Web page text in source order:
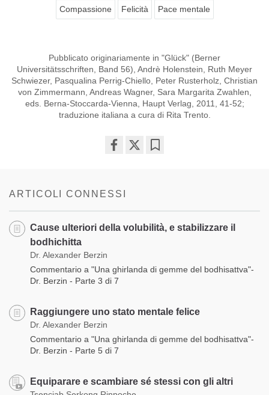
Compassione Felicità Pace mentale
Pubblicato originariamente in "Glück" (Berner
Universitätsschriften, Band 56), Andrè Holenstein, Ruth Meyer
Schwiezer, Pasqualina Perrig-Chiello, Peter Rusterholz, Christian
von Zimmermann, Andreas Wagner, Sara Margarita Zwahlen,
eds. Berna-Stoccarda-Vienna, Haupt Verlag, 2011, 41-52;
traduzione italiana a cura di Rita Trento.
ARTICOLI CONNESSI
Cause ulteriori della volubilità, e stabilizzare il
bodhichitta
Dr. Alexander Berzin
Commentario a "Una ghirlanda di gemme del bodhisattva"-
Dr. Berzin - Parte 3 di 7
Raggiungere uno stato mentale felice
Dr. Alexander Berzin
Commentario a "Una ghirlanda di gemme del bodhisattva"-
Dr. Berzin - Parte 5 di 7
Equiparare e scambiare sé stessi con gli altri